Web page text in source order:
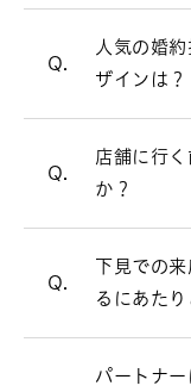
Q.
人気の婚
ザインは？
みの方は
Q.
店舗に行
か？
A.
いません
頂けると
にご案内
Q.
下見での
るにあた
A.
お客様に
頂きますと
に合わせ
パートナ
A.
おひとり
ヤモンドの
がらおふ
案内させ
にお近く